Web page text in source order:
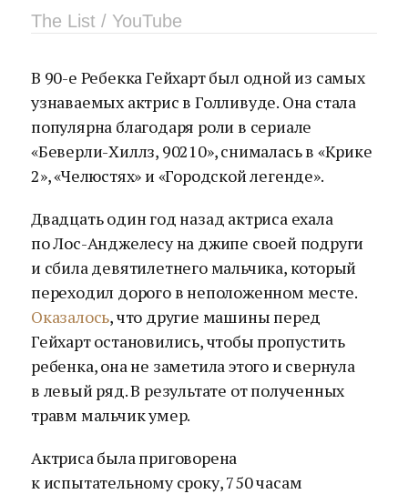
The List / YouTube
В 90-е Ребекка Гейхарт был одной из самых
узнаваемых актрис в Голливуде. Она стала
популярна благодаря роли в сериале
«Беверли-Хиллз, 90210», снималась в «Крике
2», «Челюстях» и «Городской легенде».
Двадцать один год назад актриса ехала
по Лос-Анджелесу на джипе своей подруги
и сбила девятилетнего мальчика, который
переходил дорого в неположенном месте.
Оказалось, что другие машины перед
Гейхарт остановились, чтобы пропустить
ребенка, она не заметила этого и свернула
в левый ряд. В результате от полученных
травм мальчик умер.
Актриса была приговорена
к испытательному сроку, 750 часам